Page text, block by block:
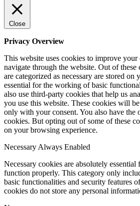
Close
Privacy Overview
This website uses cookies to improve
navigate through the website. Out of these
are categorized as necessary are stored on
essential for the working of basic
also use third-party cookies that help us
you use this website. These cookies will
only with your consent. You also have the
cookies. But opting out of some of these
on your browsing experience.
Necessary Always Enabled
Necessary cookies are absolutely essential
function properly. This category only
basic functionalities and security features
cookies do not store any personal